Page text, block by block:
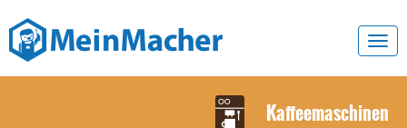
Kaffeemaschinen